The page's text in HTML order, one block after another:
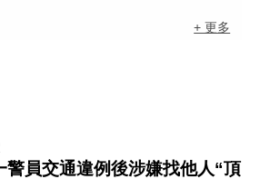
+ 更多
警員交通違例後涉嫌找他人“頂